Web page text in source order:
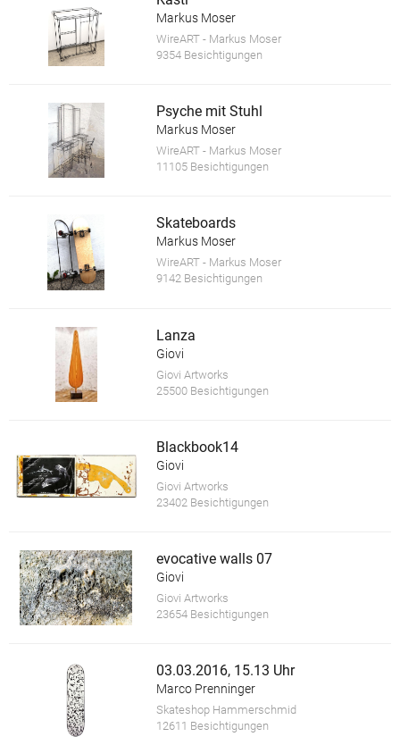
Markus Moser
WireART - Markus Moser
9354 Besichtigungen
Psyche mit Stuhl
Markus Moser
WireART - Markus Moser
11105 Besichtigungen
Skateboards
Markus Moser
WireART - Markus Moser
9142 Besichtigungen
Lanza
Giovi
Giovi Artworks
25500 Besichtigungen
Blackbook14
Giovi
Giovi Artworks
23402 Besichtigungen
evocative walls 07
Giovi
Giovi Artworks
23654 Besichtigungen
03.03.2016, 15.13 Uhr
Marco Prenninger
Skateshop Hammerschmid
12611 Besichtigungen